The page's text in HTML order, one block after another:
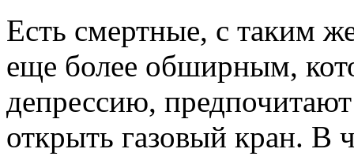
Есть смертные, с таким
еще более обширным,
депрессию,
открыть газовый кран. В